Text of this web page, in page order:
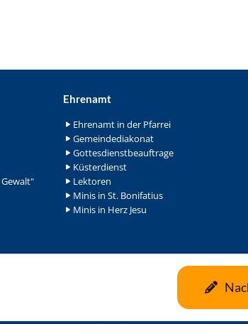
Ehrenamt
Ehrenamt in der Pfarrei
Gemeindediakonat
Gottesdienstbeauftrage
Küsterdienst
Lektoren
Minis in St. Bonifatius
Minis in Herz Jesu